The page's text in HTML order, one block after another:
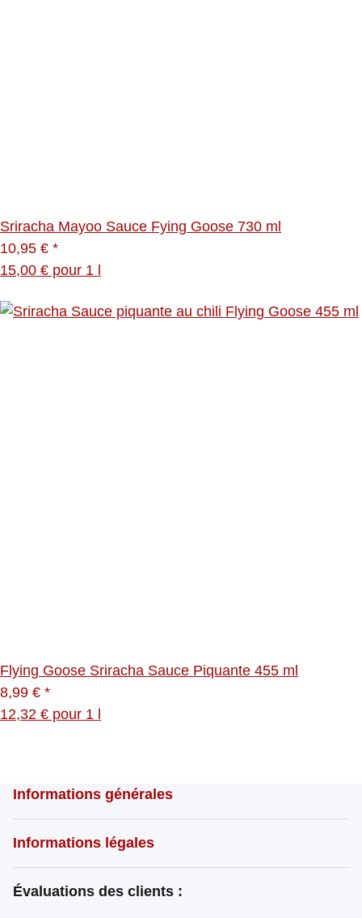
Sriracha Mayoo Sauce Fying Goose 730 ml
10,95 € *
15,00 € pour 1 l
Flying Goose Sriracha Sauce Piquante 455 ml
8,99 € *
12,32 € pour 1 l
Informations générales
Informations légales
Évaluations des clients :